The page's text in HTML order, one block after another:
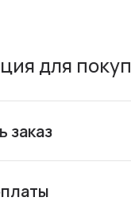
для
заказ